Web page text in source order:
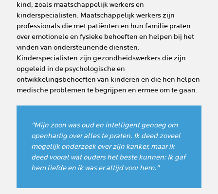
kind, zoals maatschappelijk werkers en
kinderspecialisten. Maatschappelijk werkers zijn
professionals die met patiënten en hun familie praten
over emotionele en fysieke behoeften en helpen bij het
vinden van ondersteunende diensten.
Kinderspecialisten zijn gezondheidswerkers die zijn
opgeleid in de psychologische en
ontwikkelingsbehoeften van kinderen en die hen helpen
medische problemen te begrijpen en ermee om te gaan.
"Mijn zoon was oud en intelligent genoeg om
openhartig over alles te praten. Ik deed zoveel
mogelijk onderzoek over zijn kanker, maar ik
deed vooral wat ouders het beste kunnen: Ik gaf
hem liefde en ik was er altijd voor hem."